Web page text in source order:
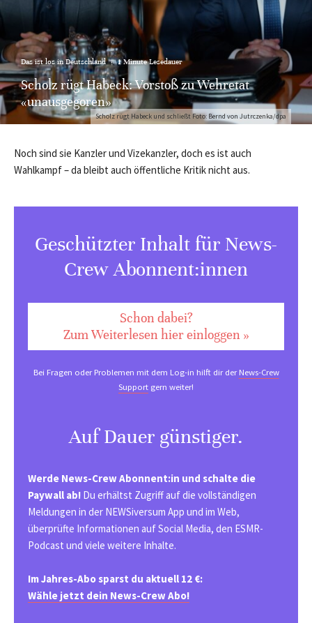
Scholz rügt Habeck und schließt Foto: Bernd von Jutrczenka/dpa
Das ist los in Deutschland · 1 Minute Lesedauer
Scholz rügt Habeck: Vorstoß zu Wehretat
«unausgegoren»
Noch sind sie Kanzler und Vizekanzler, doch es ist auch
Wahlkampf – da bleibt auch öffentliche Kritik nicht aus.
Geschützter Inhalt für News-
Crew Abonnent:innen
Schon dabei?
Zum Weiterlesen hier einloggen »
Bei Fragen oder Problemen mit dem Log-in hilft dir derNews-Crew
Support gern weiter!
Auf Dauer günstiger.
Werde News-Crew Abonnent:in und schalte die
Paywall ab! Du erhältst Zugriff auf die vollständigen
Meldungen in der NEWSiversum App und im Web,
überprüfte Informationen auf Social Media, den ESMR-
Podcast und viele weitere Inhalte.
Im Jahres-Abo sparst du aktuell 12 €:
Wähle jetzt dein News-Crew Abo!